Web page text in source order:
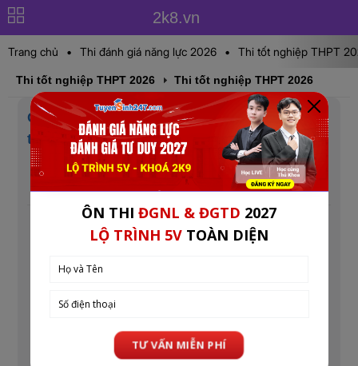
2k8.vn
Trang chủ • Thi đánh giá năng lực 2026 • Thi tốt nghiệp THPT
Thi tốt nghiệp THPT 2026 Thi tốt nghiệp THPT 2026
Các khối thi đại học và các ngành nghề
tương ứng năm 2026
Cập nhật lúc: 09:40 28-03-2025 Mục tin: Thi tốt nghiệp THPT 2026
Các khối thi đại học năm 2026 là gì? Các khối thi đại
học, trường Đại học sẽ xét tuyển những khối thi như
dưới đây để tìm được khối thi đại học phù hợp với
Thi tốt nghiệp THPT 2026